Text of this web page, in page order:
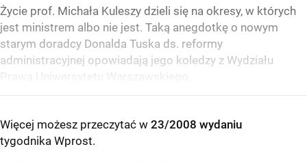
Życie prof. Michała Kuleszy dzieli się na okresy, w których
jest ministrem albo nie jest. Taką anegdotkę o nowym
starym doradcy Donalda Tuska ds. reformy
administracyjnej opowiadają jego koledzy z Wydziału
Prawa Uniwersytetu Warszawskiego.
Więcej możesz przeczytać w 23/2008 wydaniu
tygodnika Wprost.